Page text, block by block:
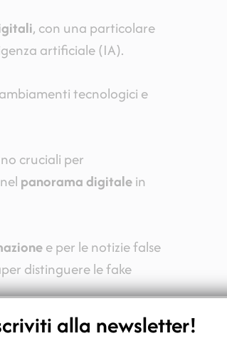
, con una particolare
artificiale (IA).
tecnologici e
cruciali per
panorama digitalein
e per le notizie false
distinguere le fake
alla newsletter!